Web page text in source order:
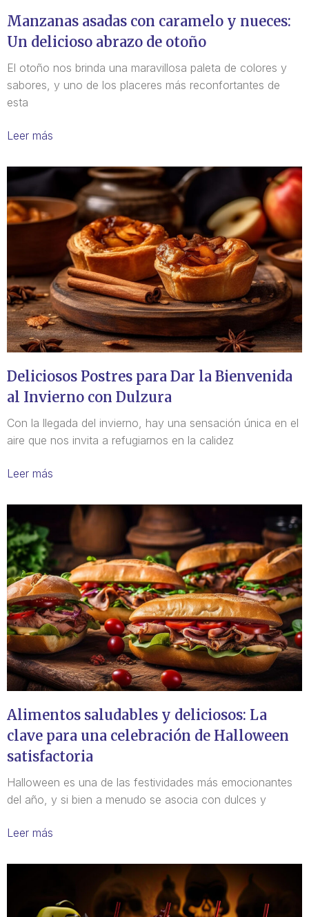
Manzanas asadas con caramelo y nueces:
Un delicioso abrazo de otoño
El otoño nos brinda una maravillosa paleta de colores y
sabores, y uno de los placeres más reconfortantes de
esta
Leer más
Deliciosos Postres para Dar la Bienvenida
al Invierno con Dulzura
Con la llegada del invierno, hay una sensación única en el
aire que nos invita a refugiarnos en la calidez
Leer más
Alimentos saludables y deliciosos: La
clave para una celebración de Halloween
satisfactoria
Halloween es una de las festividades más emocionantes
del año, y si bien a menudo se asocia con dulces y
Leer más